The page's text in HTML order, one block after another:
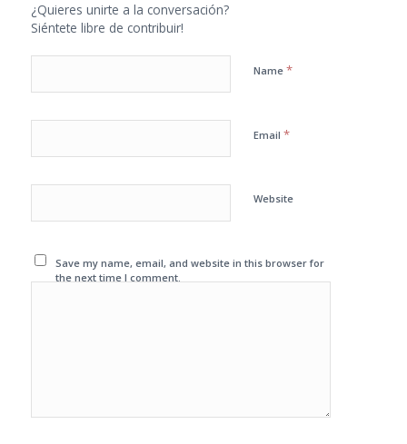
¿Quieres unirte a la conversación?
Siéntete libre de contribuir!
Name *
Email *
Website
Save my name, email, and website in this browser for
the next time I comment.